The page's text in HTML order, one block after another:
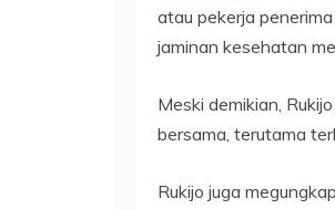
atau pekerja
jaminan kesehatan
Meski demikian,
bersama, terutama
Rukijo juga